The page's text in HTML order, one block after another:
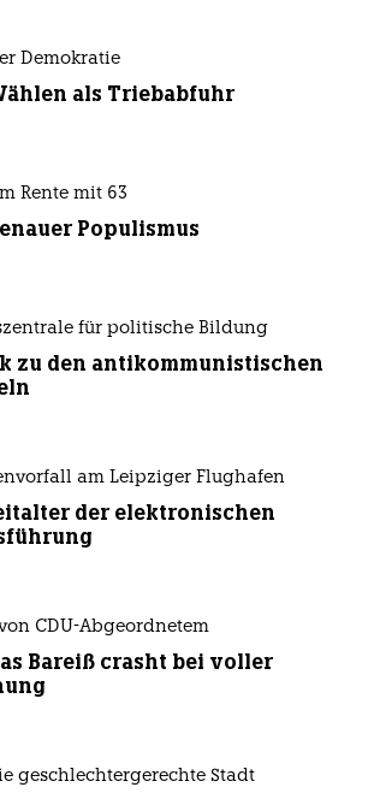
Demokratie
als Triebabfuhr
Rente mit 63
Populismus
für politische Bildung
zu den antikommunistischen
am Leipziger Flughafen
der elektronischen
CDU-Abgeordnetem
Bareiß crasht bei voller
geschlechtergerechte Stadt